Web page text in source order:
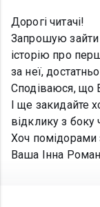
Дорогі читачі!
Запрошую зайти
історію про
за неї,
Сподіваюся, що
І ще закидайте
відклику з боку
Хоч помідорами
Ваша Інна